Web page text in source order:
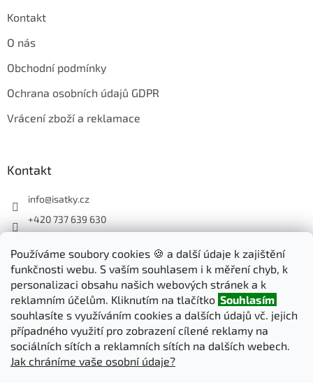
Používáme soubory cookies 🍪 a další údaje k zajištění
funkčnosti webu. S vaším souhlasem i k měření chyb, k
personalizaci obsahu našich webových stránek a k
reklamním účelům. Kliknutím na tlačítko Souhlasím
souhlasíte s využíváním cookies a dalších údajů vč. jejich
případného využití pro zobrazení cílené reklamy na
sociálních sítích a reklamních sítích na dalších webech.
Jak chráníme vaše osobní údaje?
Kontakt
O nás
Obchodní podmínky
Ochrana osobních údajů GDPR
Vrácení zboží a reklamace
Kontakt
info@isatky.cz
+420 737 639 630
isatky_cz
Odebírat newsletter
PŘIHLÁSIT